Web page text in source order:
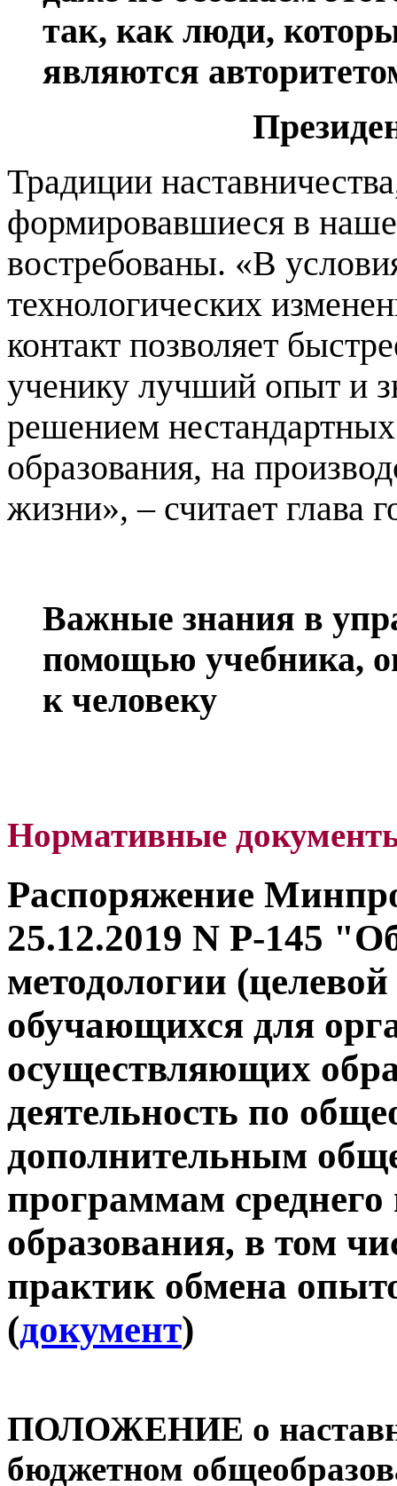
так, как люди,
являются
Традиции
формировавшиеся в
востребованы. «В
технологических
контакт позволяет
ученику лучший опыт и
решением
образования, на
жизни», – считает глава
Важные знания в
помощью учебника,
к человеку
Нормативные
Распоряжение
25.12.2019 N Р-145 "
методологии
обучающихся для
осуществляющих
деятельность по
дополнительным
программам
образования, в том
практик обмена
(документ)
ПОЛОЖЕНИЕ о
бюджетном